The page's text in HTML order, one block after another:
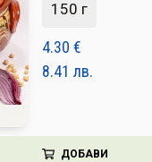
150 г
4.30 €
8.41 лв.
ДОБАВИ